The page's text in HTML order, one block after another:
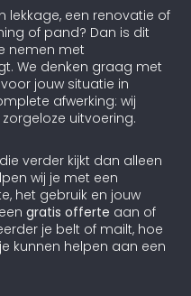
lekkage, een renovatie of
of pand? Dan is dit
nemen met
We denken graag met
jouw situatie in
afwerking: wij
uitvoering.
die verder kijkt dan alleen
wij je met een
het gebruik en jouw
gratis offerte aan of
je belt of mailt, hoe
kunnen helpen aan een